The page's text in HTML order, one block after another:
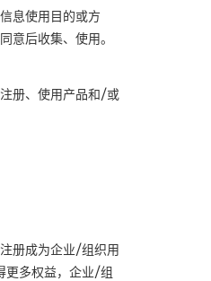
息使用目的或方
意后收集、使用。
册、使用产品和/或
册成为企业/组织用
更多权益，企业/组